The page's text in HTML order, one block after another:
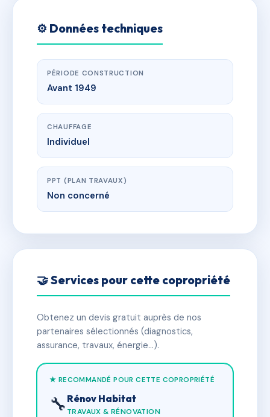
⚙️ Données techniques
PÉRIODE CONSTRUCTION
Avant 1949
CHAUFFAGE
Individuel
PPT (PLAN TRAVAUX)
Non concerné
🤝 Services pour cette copropriété
Obtenez un devis gratuit auprès de nos
partenaires sélectionnés (diagnostics,
assurance, travaux, énergie…).
★ RECOMMANDÉ POUR CETTE COPROPRIÉTÉ
🔧 Rénov Habitat
TRAVAUX & RÉNOVATION